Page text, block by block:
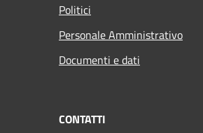
Politici
Personale Amministrativo
Documenti e dati
CONTATTI